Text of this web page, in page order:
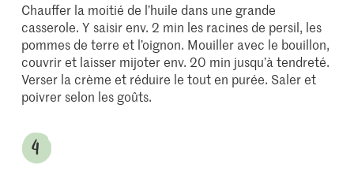
Chauffer la moitié de l’huile dans une grande
casserole. Y saisir env. 2 min les racines de persil, les
pommes de terre et l’oignon. Mouiller avec le bouillon,
couvrir et laisser mijoter env. 20 min jusqu’à tendreté.
Verser la crème et réduire le tout en purée. Saler et
poivrer selon les goûts.